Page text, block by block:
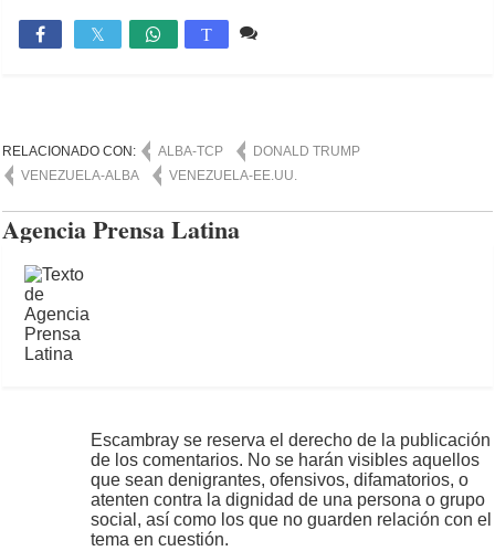
 T
RELACIONADO CON: ALBA-TCP
DONALD TRUMP
VENEZUELA-ALBA
VENEZUELA-EE.UU.
Agencia Prensa Latina
Escambray se reserva el derecho de la publicación
de los comentarios. No se harán visibles aquellos
que sean denigrantes, ofensivos, difamatorios, o
atenten contra la dignidad de una persona o grupo
social, así como los que no guarden relación con el
tema en cuestión.